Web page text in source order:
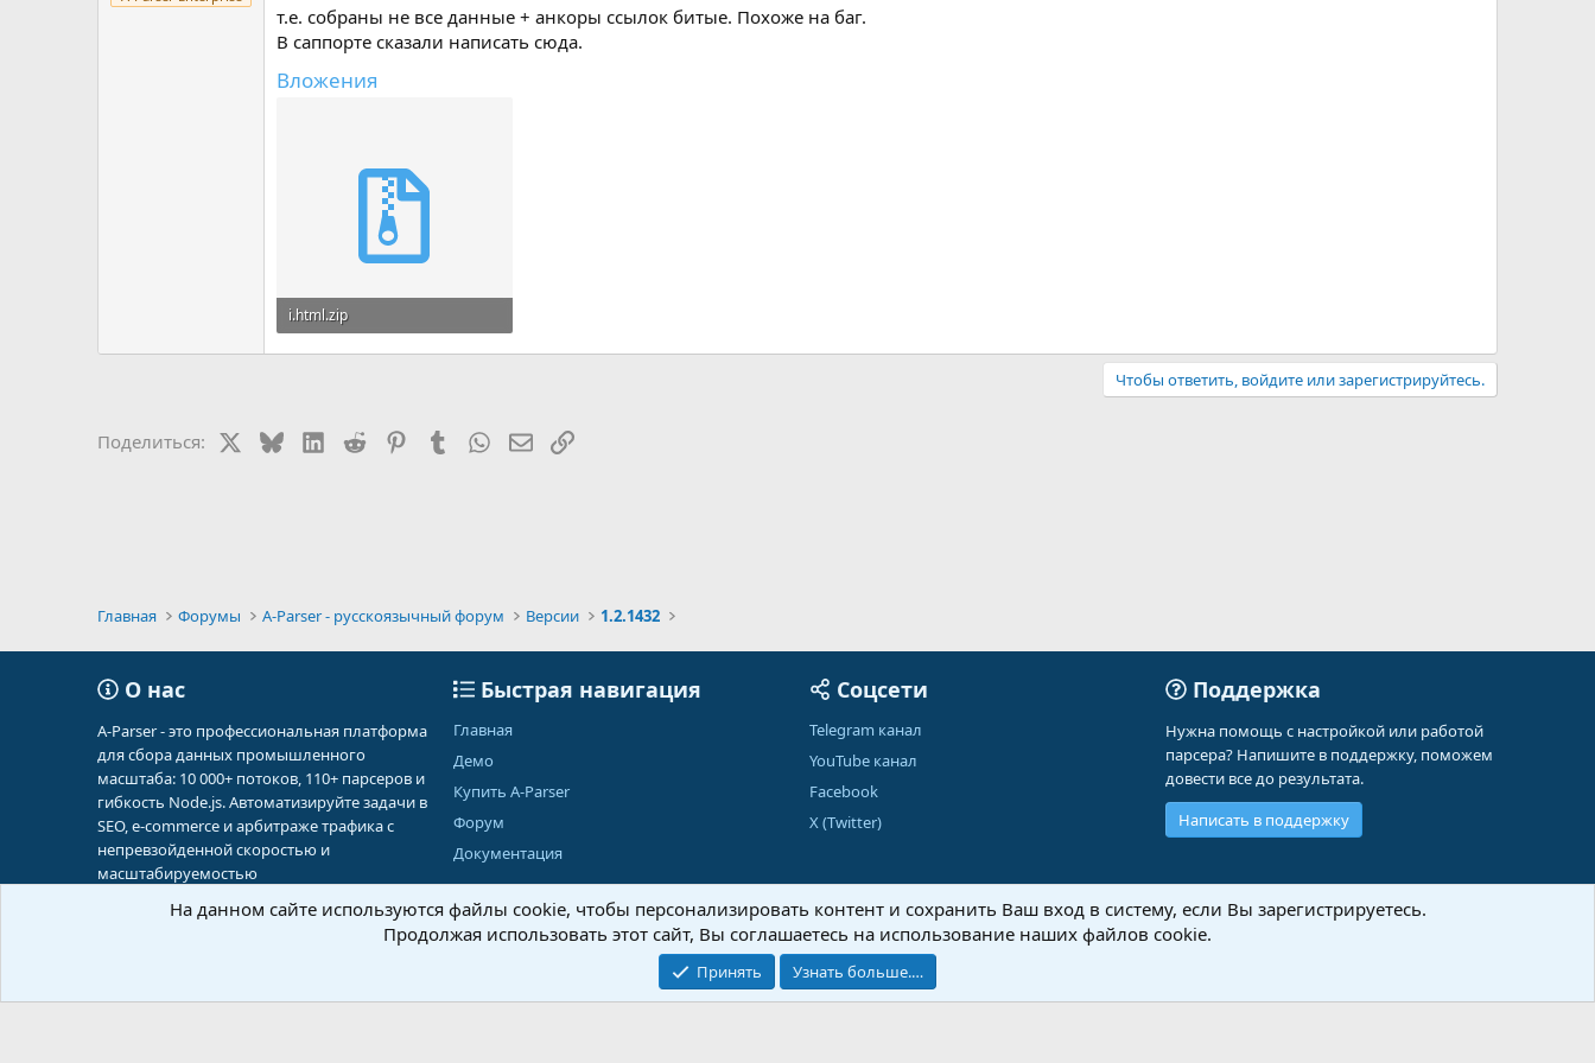
т.е. собраны не все данные + анкоры ссылок битые. Похоже на баг.
В саппорте сказали написать сюда.
Вложения
i.html.zip
3,2 КБ · Просмотры: 1
Чтобы ответить, войдите или зарегистрируйтесь.
Поделиться: BlueskyLinkedIn
Reddit PinterestTumblrWhatsAppЭлектронная почта
Ссылка
Главная Форумы A-Parser - русскоязычный форум Версии 1.2.1432
О нас
A-Parser - это профессиональная платформа
для сбора данных промышленного
масштаба: 10 000+ потоков, 110+ парсеров и
гибкость Node.js. Автоматизируйте задачи в
SEO, e-commerce и арбитраже трафика с
непревзойденной скоростью и
масштабируемостью
Быстрая навигация
Главная
Демо
Купить A-Parser
Форум
Документация
Соцсети
Telegram канал
YouTube канал
Facebook
X (Twitter)
Поддержка
Нужна помощь с настройкой или работой
парсера? Напишите в поддержку, поможем
довести все до результата.
Написать в поддержку
Обратная связь Условия и правила Политика конфиденциальности
Community platform by XenForo® © 2010-2026 XenForo Ltd.
На данном сайте используются файлы cookie, чтобы персонализировать контент и сохранить Ваш вход в систему, если Вы зарегистрируетесь.
Продолжая использовать этот сайт, Вы соглашаетесь на использование наших файлов cookie.
Принять Узнать больше.…